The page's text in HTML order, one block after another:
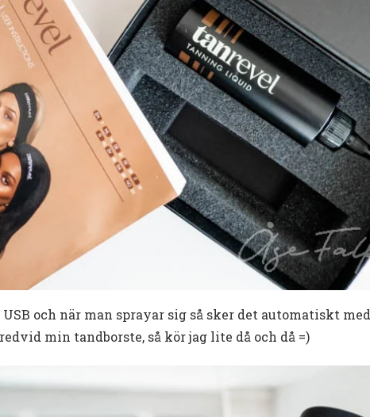
USB och när man sprayar sig så sker det automatiskt
min tandborste, så kör jag lite då och då =)